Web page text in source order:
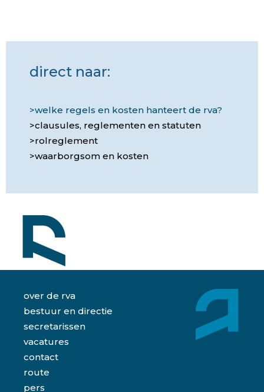
direct naar:
welke regels en kosten hanteert de rva?
clausules, reglementen en statuten
rolreglement
waarborgsom en kosten
over de rva
bestuur en directie
secretarissen
vacatures
contact
route
pers